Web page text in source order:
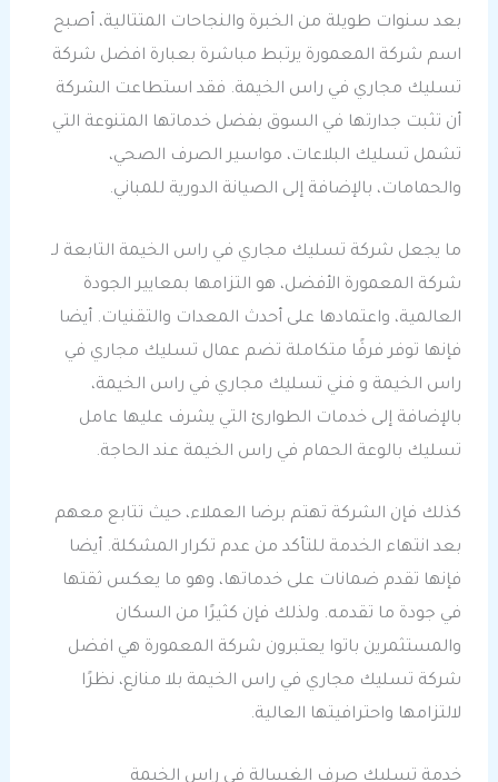
بعد سنوات طويلة من الخبرة والنجاحات المتتالية، أصبح
اسم شركة المعمورة يرتبط مباشرة بعبارة افضل شركة
تسليك مجاري في راس الخيمة. فقد استطاعت الشركة
أن تثبت جدارتها في السوق بفضل خدماتها المتنوعة التي
تشمل تسليك البلاعات، مواسير الصرف الصحي،
والحمامات، بالإضافة إلى الصيانة الدورية للمباني.
ما يجعل شركة تسليك مجاري في راس الخيمة التابعة لـ
شركة المعمورة الأفضل، هو التزامها بمعايير الجودة
العالمية، واعتمادها على أحدث المعدات والتقنيات. أيضا
فإنها توفر فرقًا متكاملة تضم عمال تسليك مجاري في
راس الخيمة و فني تسليك مجاري في راس الخيمة،
بالإضافة إلى خدمات الطوارئ التي يشرف عليها عامل
تسليك بالوعة الحمام في راس الخيمة عند الحاجة.
كذلك فإن الشركة تهتم برضا العملاء، حيث تتابع معهم
بعد انتهاء الخدمة للتأكد من عدم تكرار المشكلة. أيضا
فإنها تقدم ضمانات على خدماتها، وهو ما يعكس ثقتها
في جودة ما تقدمه. ولذلك فإن كثيرًا من السكان
والمستثمرين باتوا يعتبرون شركة المعمورة هي افضل
شركة تسليك مجاري في راس الخيمة بلا منازع، نظرًا
لالتزامها واحترافيتها العالية.
خدمة تسليك صرف الغسالة في راس الخيمة